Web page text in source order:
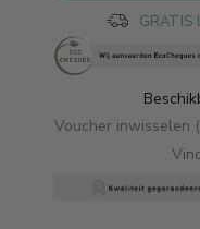
GRATIS
Voucher inwisselen (